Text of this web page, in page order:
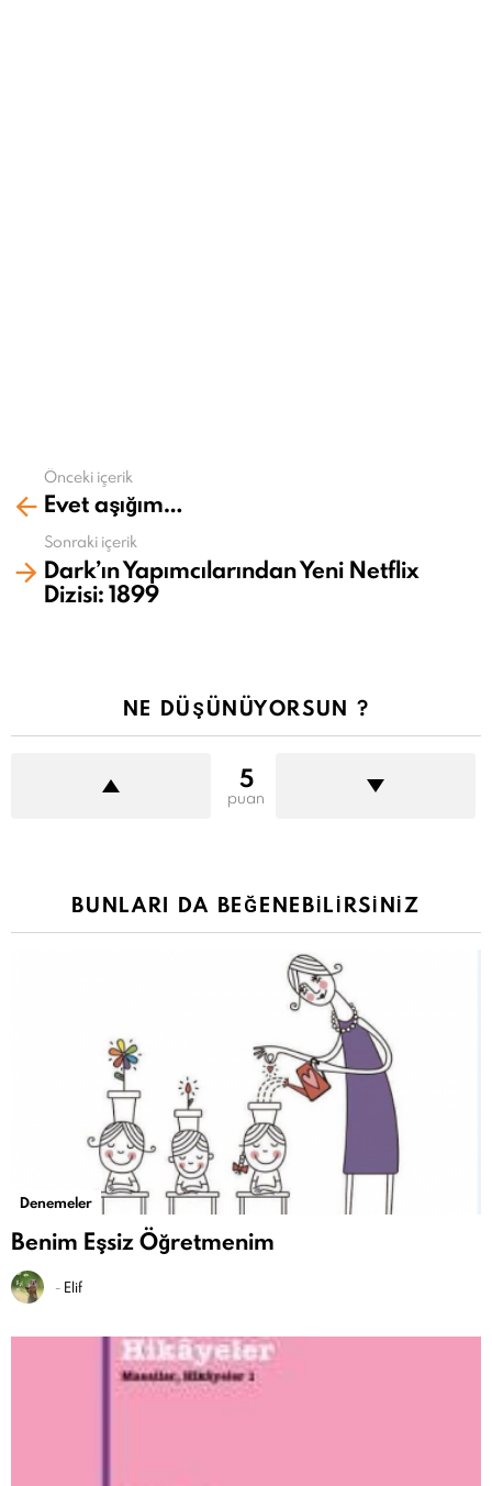
Daha
fazla
Önceki içerik
Evet aşığım…
Sonraki içerik
Dark’ın Yapımcılarından Yeni Netflix
Dizisi: 1899
NE DÜŞÜNÜYORSUN ?
5
puan
BUNLARI DA BEĞENEBILIRSINIZ
Denemeler
Benim Eşsiz Öğretmenim
- Elif